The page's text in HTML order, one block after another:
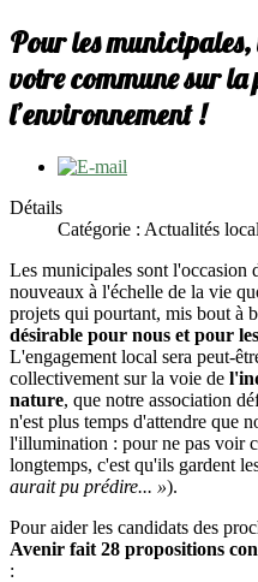
Pour les municipales,
votre commune sur la
l’environnement !
Détails
Catégorie : Actualités
Les municipales sont l'occasion
nouveaux à l'échelle de la vie
projets qui pourtant, mis bout à
désirable pour nous et pour
L'engagement local sera peut-
collectivement sur la voie de
nature, que notre association
n'est plus temps d'attendre que
l'illumination : pour ne pas voir
longtemps, c'est qu'ils gardent
aurait pu prédire... »).
Pour aider les candidats des
Avenir fait 28 propositions
: